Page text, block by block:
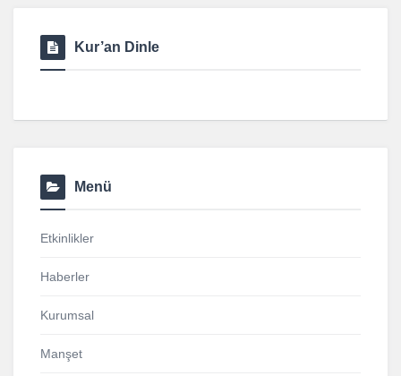
Kur’an Dinle
Menü
Etkinlikler
Haberler
Kurumsal
Manşet